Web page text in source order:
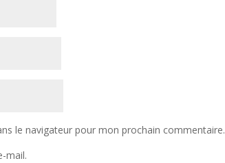
le navigateur pour mon prochain commentaire.
mail.